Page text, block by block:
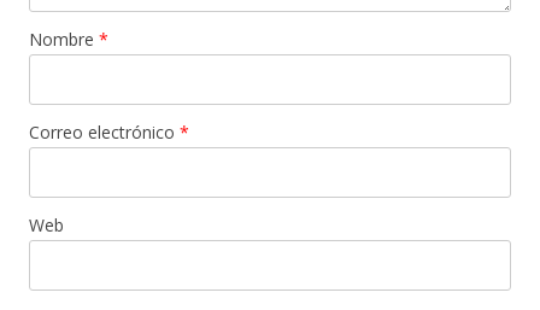
Nombre *
Correo electrónico *
Web